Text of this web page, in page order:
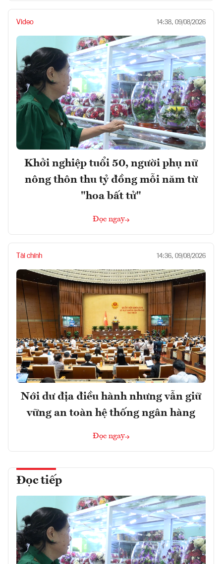
Video 14:38, 09/08/2026
Khởi nghiệp tuổi 50, người phụ nữ
nông thôn thu tỷ đồng mỗi năm từ
"hoa bất tử"
Đọc ngay
Tài chính 14:36, 09/08/2026
Nới dư địa điều hành nhưng vẫn giữ
vững an toàn hệ thống ngân hàng
Đọc ngay
Đọc tiếp